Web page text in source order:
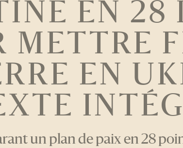
EN 28
METTRE
EN
un plan de paix en 28